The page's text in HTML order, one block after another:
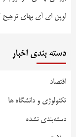
اوپن ای آی بهای ترجیح
دسته بندی اخبار
اقتصاد
تکنولوژی و دانشگاه ها
دسته‌بندی نشده